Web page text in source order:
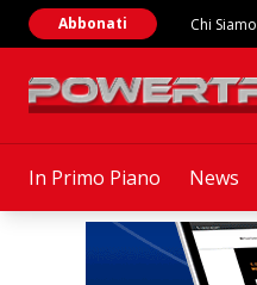
In Primo Piano News
Abbonati Chi Siamo